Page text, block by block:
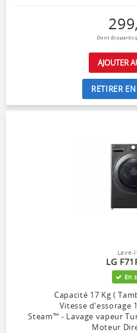
299,
Dont
AJOUTER
RETIRER
Lave-
LG
En
Capacité 17 Kg (
Vitesse d'essorage
Steam™ - Lavage vapeur
Moteur